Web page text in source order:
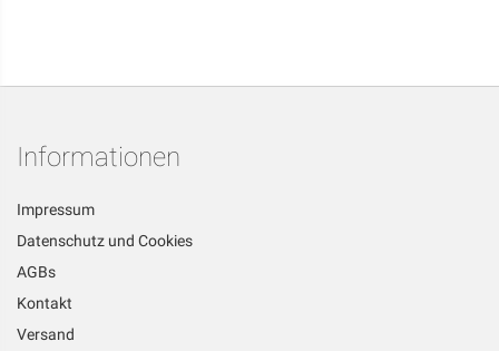
Informationen
Impressum
Datenschutz und Cookies
AGBs
Kontakt
Versand